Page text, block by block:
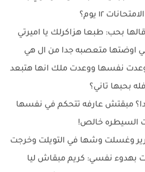
١٢ يوم؟
بحب: طبعا هزاكرلك يا اميرتي
اوضتها متعصبه جدا من ال هي
وعدت نفسها ووعدت ملك انها هتبعد
بحبها تاني؟
مبقتش عارفه تتحكم في نفسها
السيطره خالص!
وغسلت وشها في التويلت وخرجت
نفسي: كريم مبقاش ليا